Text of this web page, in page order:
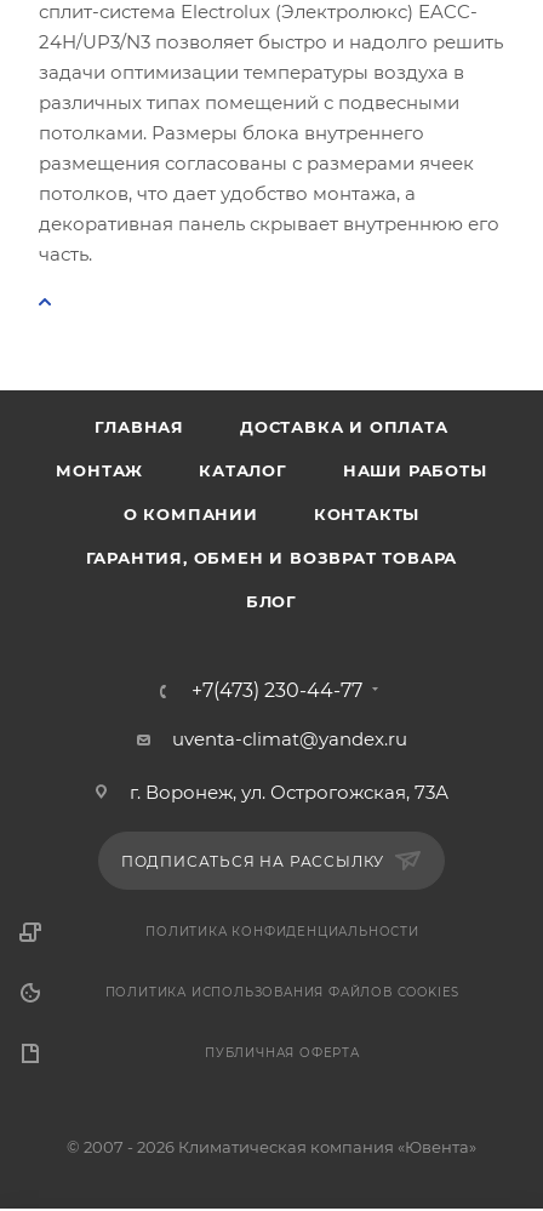
сплит-система Electrolux (Электролюкс) EACC-
24H/UP3/N3 позволяет быстро и надолго решить
задачи оптимизации температуры воздуха в
различных типах помещений с подвесными
потолками. Размеры блока внутреннего
размещения согласованы с размерами ячеек
потолков, что дает удобство монтажа, а
декоративная панель скрывает внутреннюю его
часть.
ГЛАВНАЯ ДОСТАВКА И ОПЛАТА
МОНТАЖ КАТАЛОГ НАШИ РАБОТЫ
О КОМПАНИИ КОНТАКТЫ
ГАРАНТИЯ, ОБМЕН И ВОЗВРАТ ТОВАРА
БЛОГ
+7(473) 230-44-77
uventa-climat@yandex.ru
г. Воронеж, ул. Острогожская, 73А
ПОДПИСАТЬСЯ НА РАССЫЛКУ
ПОЛИТИКА КОНФИДЕНЦИАЛЬНОСТИ
ПОЛИТИКА ИСПОЛЬЗОВАНИЯ ФАЙЛОВ COOKIES
ПУБЛИЧНАЯ ОФЕРТА
© 2007 - 2026 Климатическая компания «Ювента»